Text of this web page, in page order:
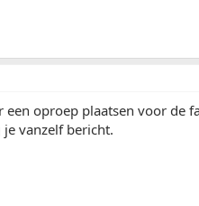
oproep plaatsen voor de
vanzelf bericht.